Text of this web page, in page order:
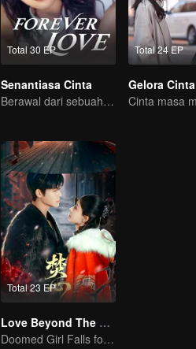
Total 30 EP
Senantiasa Cinta
Berawal dari sebuah ciuman
Total 24 EP
Gelora Cinta
Total 23 EP
Love Beyond The Curse (Thai Ver.)
Doomed Girl Falls for the Immortal Vampire